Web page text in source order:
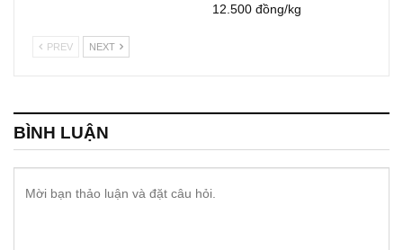
12.500 đồng/kg
PREV NEXT
BÌNH LUẬN